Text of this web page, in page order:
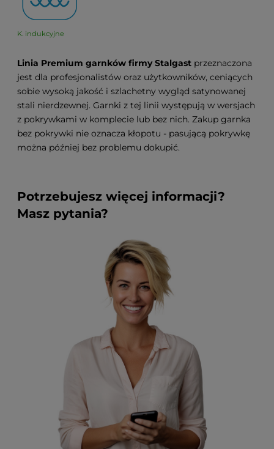
K. indukcyjne
Linia Premium garnków firmy Stalgast przeznaczona
jest dla profesjonalistów oraz użytkowników, ceniących
sobie wysoką jakość i szlachetny wygląd satynowanej
stali nierdzewnej. Garnki z tej linii występują w wersjach
z pokrywkami w komplecie lub bez nich. Zakup garnka
bez pokrywki nie oznacza kłopotu - pasującą pokrywkę
można później bez problemu dokupić.
Potrzebujesz więcej informacji?
Masz pytania?